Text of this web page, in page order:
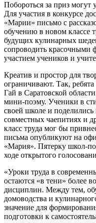
Побороться за приз могут
Для участия в конкурсе
«Марии» письмо с
обучению в новом классе
будущих кулинарных
сопроводить красочными
участием учеников и
Креатив и простор для
ограничивают. Так,
Гай в Саратовской
мини-поэму. Ученики в
своей школе и
совместных чаепитиях и
класс труда мог бы
письма опубликуют на
«Мария». Пятерку школ-
ходе открытого
«Уроки труда в
остаются «в тени» более
дисциплин. Между тем,
домоводства и
значение для
подготовки к